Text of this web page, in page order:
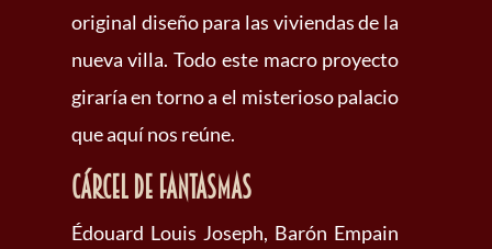
original diseño para las viviendas de la
nueva villa. Todo este macro proyecto
giraría en torno a el misterioso palacio
que aquí nos reúne.
Cárcel de fantasmas
Édouard Louis Joseph, Barón Empain